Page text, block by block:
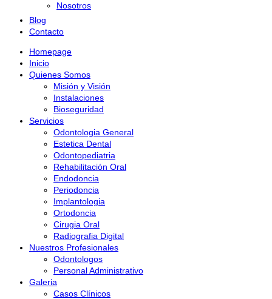
Nosotros
Blog
Contacto
Homepage
Inicio
Quienes Somos
Misión y Visión
Instalaciones
Bioseguridad
Servicios
Odontologia General
Estetica Dental
Odontopediatria
Rehabilitación Oral
Endodoncia
Periodoncia
Implantologia
Ortodoncia
Cirugia Oral
Radiografia Digital
Nuestros Profesionales
Odontologos
Personal Administrativo
Galeria
Casos Clínicos